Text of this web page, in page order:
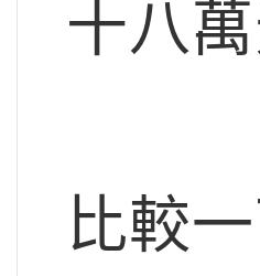
十八萬
比較